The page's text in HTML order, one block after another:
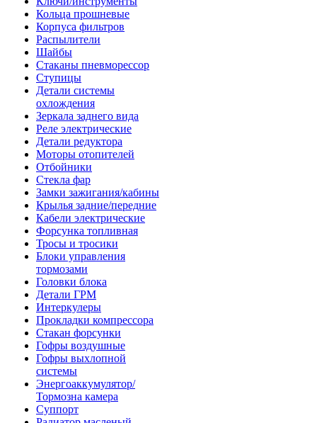
Кольца прошневые
Корпуса фильтров
Распылители
Шайбы
Стаканы пневморессор
Ступицы
Детали системы
охлождения
Зеркала заднего вида
Реле электрические
Детали редуктора
Моторы отопителей
Отбойники
Стекла фар
Замки зажигания/кабины
Крылья задние/передние
Кабели электрические
Форсунка топливная
Тросы и тросики
Блоки управления
тормозами
Головки блока
Детали ГРМ
Интеркулеры
Прокладки компрессора
Стакан форсунки
Гофры воздушные
Гофры выхлопной
системы
Энергоаккумулятор/
Тормозна камера
Суппорт